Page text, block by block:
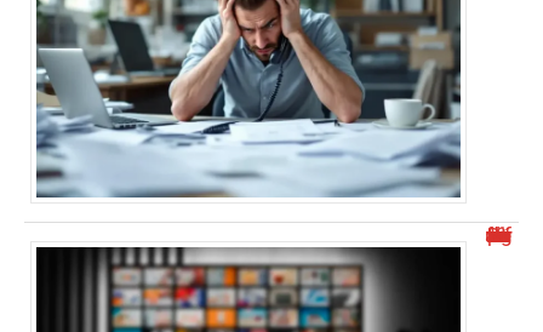
Découvrez malgrim.com et ses différents aspects